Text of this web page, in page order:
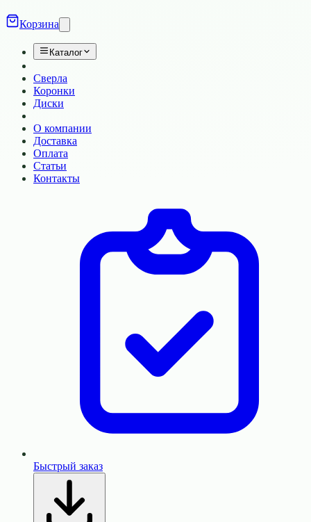
Корзина
Каталог
Сверла
Коронки
Диски
О компании
Доставка
Оплата
Статьи
Контакты
Быстрый заказ